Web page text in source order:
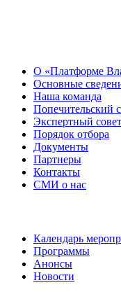
О «Платформе
Основные
Наша команда
Попечительский
Экспертный совет
Порядок отбора
Документы
Партнеры
Контакты
СМИ о нас
Календарь
Программы
Анонсы
Новости